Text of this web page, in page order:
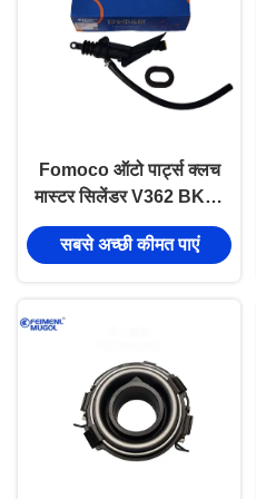
Fomoco ऑटो पार्ट्स क्लच
मास्टर सिलेंडर V362 BK21
7A543BC
सबसे अच्छी कीमत पाएं